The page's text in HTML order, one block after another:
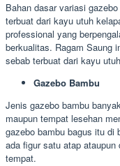
Bahan dasar variasi
terbuat dari kayu utuh
professional yang
berkualitas. Ragam Saung
sebab terbuat dari kayu
Gazebo Bambu
Jenis gazebo bambu
maupun tempat lesehan
gazebo bambu bagus itu di
ada figur satu atap
tempat.